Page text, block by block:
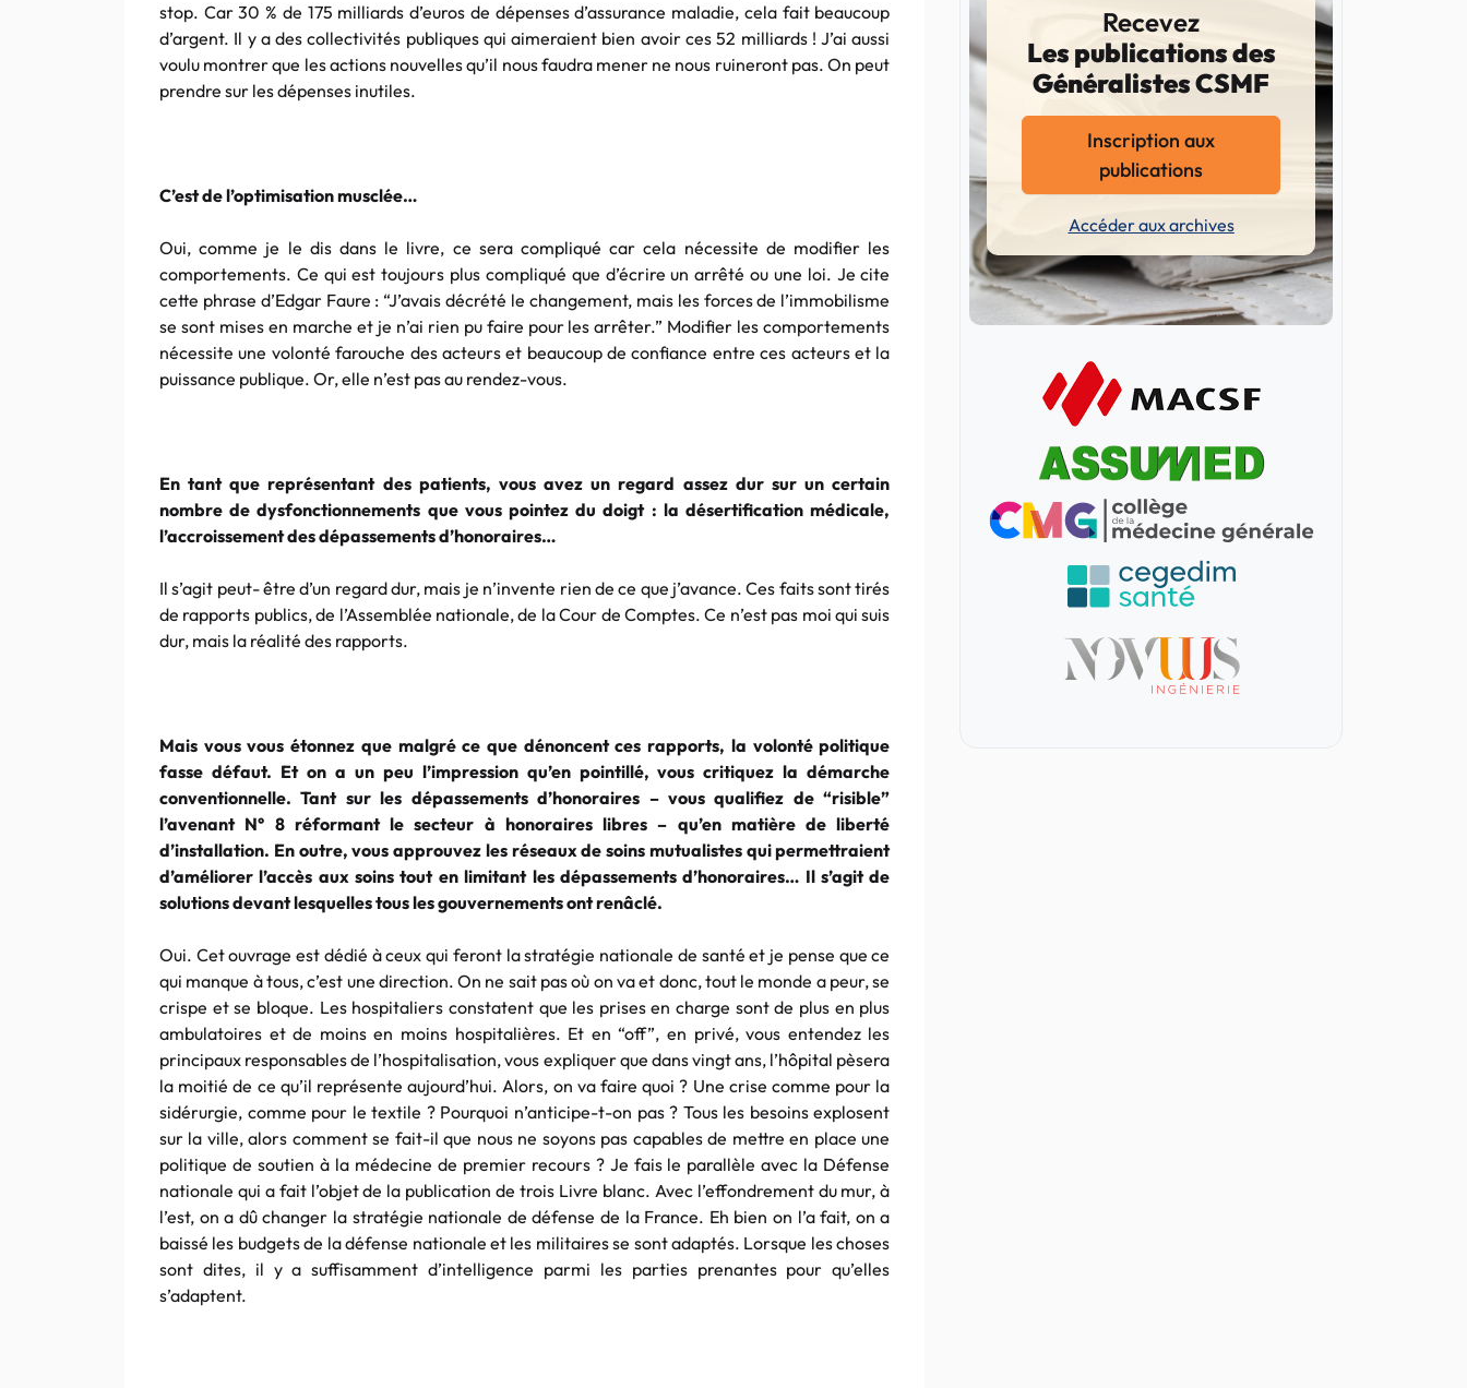
stop. Car 30 % de 175 milliards d’euros de dépenses d’assurance maladie, cela fait beaucoup
d’argent. Il y a des collectivités publiques qui aimeraient bien avoir ces 52 milliards ! J’ai aussi
voulu montrer que les actions nouvelles qu’il nous faudra mener ne nous ruineront pas. On peut
prendre sur les dépenses inutiles.
C’est de l’optimisation musclée…
Oui, comme je le dis dans le livre, ce sera compliqué car cela nécessite de modifier les
comportements. Ce qui est toujours plus compliqué que d’écrire un arrêté ou une loi. Je cite
cette phrase d’Edgar Faure : “J’avais décrété le changement, mais les forces de l’immobilisme
se sont mises en marche et je n’ai rien pu faire pour les arrêter.” Modifier les comportements
nécessite une volonté farouche des acteurs et beaucoup de confiance entre ces acteurs et la
puissance publique. Or, elle n’est pas au rendez-vous.
En tant que représentant des patients, vous avez un regard assez dur sur un certain
nombre de dysfonctionnements que vous pointez du doigt : la désertification médicale,
l’accroissement des dépassements d’honoraires…
Il s’agit peut- être d’un regard dur, mais je n’invente rien de ce que j’avance. Ces faits sont tirés
de rapports publics, de l’Assemblée nationale, de la Cour de Comptes. Ce n’est pas moi qui suis
dur, mais la réalité des rapports.
Mais vous vous étonnez que malgré ce que dénoncent ces rapports, la volonté politique
fasse défaut. Et on a un peu l’impression qu’en pointillé, vous critiquez la démarche
conventionnelle. Tant sur les dépassements d’honoraires – vous qualifiez de “risible”
l’avenant N° 8 réformant le secteur à honoraires libres – qu’en matière de liberté
d’installation. En outre, vous approuvez les réseaux de soins mutualistes qui permettraient
d’améliorer l’accès aux soins tout en limitant les dépassements d’honoraires… Il s’agit de
solutions devant lesquelles tous les gouvernements ont renâclé.
Oui. Cet ouvrage est dédié à ceux qui feront la stratégie nationale de santé et je pense que ce
qui manque à tous, c’est une direction. On ne sait pas où on va et donc, tout le monde a peur, se
crispe et se bloque. Les hospitaliers constatent que les prises en charge sont de plus en plus
ambulatoires et de moins en moins hospitalières. Et en “off”, en privé, vous entendez les
principaux responsables de l’hospitalisation, vous expliquer que dans vingt ans, l’hôpital pèsera
la moitié de ce qu’il représente aujourd’hui. Alors, on va faire quoi ? Une crise comme pour la
sidérurgie, comme pour le textile ? Pourquoi n’anticipe-t-on pas ? Tous les besoins explosent
sur la ville, alors comment se fait-il que nous ne soyons pas capables de mettre en place une
politique de soutien à la médecine de premier recours ? Je fais le parallèle avec la Défense
nationale qui a fait l’objet de la publication de trois Livre blanc. Avec l’effondrement du mur, à
l’est, on a dû changer la stratégie nationale de défense de la France. Eh bien on l’a fait, on a
baissé les budgets de la défense nationale et les militaires se sont adaptés. Lorsque les choses
sont dites, il y a suffisamment d’intelligence parmi les parties prenantes pour qu’elles
s’adaptent.
Recevez
Les publications des
Généralistes CSMF
Inscription aux
publications
Accéder aux archives